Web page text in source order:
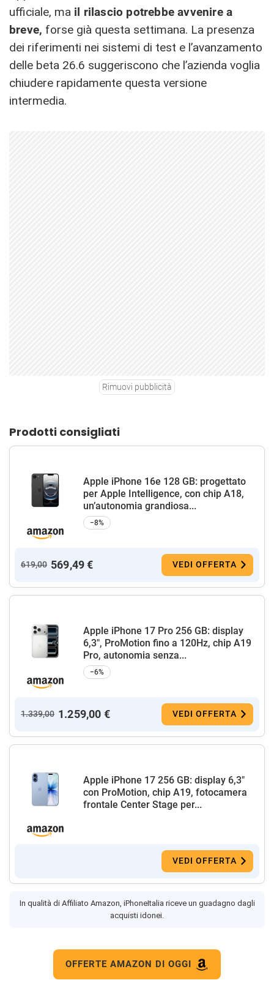
ufficiale, ma il rilascio potrebbe avvenire a
breve, forse già questa settimana. La presenza
dei riferimenti nei sistemi di test e l’avanzamento
delle beta 26.6 suggeriscono che l’azienda voglia
chiudere rapidamente questa versione
intermedia.
Rimuovi pubblicità
Prodotti consigliati
Apple iPhone 16e 128 GB: progettato
per Apple Intelligence, con chip A18,
un’autonomia grandiosa...
−8%
619,00 569,49 € VEDI OFFERTA
Apple iPhone 17 Pro 256 GB: display
6,3", ProMotion fino a 120Hz, chip A19
Pro, autonomia senza...
−6%
1.339,00 1.259,00 € VEDI OFFERTA
Apple iPhone 17 256 GB: display 6,3"
con ProMotion, chip A19, fotocamera
frontale Center Stage per...
VEDI OFFERTA
In qualità di Affiliato Amazon, iPhoneItalia riceve un guadagno dagli
acquisti idonei.
OFFERTE AMAZON DI OGGI